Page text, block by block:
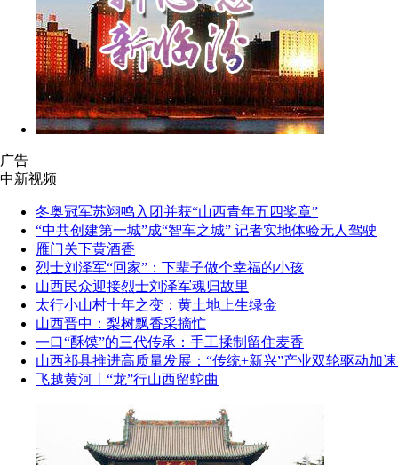
广告
中新视频
冬奥冠军苏翊鸣入团并获“山西青年五四奖章”
“中共创建第一城”成“智车之城” 记者实地体验无人驾驶
雁门关下黄酒香
烈士刘泽军“回家”：下辈子做个幸福的小孩
山西民众迎接烈士刘泽军魂归故里
太行小山村十年之变：黄土地上生绿金
山西晋中：梨树飘香采摘忙
一口“酥馍”的三代传承：手工揉制留住麦香
山西祁县推进高质量发展：“传统+新兴”产业双轮驱动加
飞越黄河丨“龙”行山西留蛇曲